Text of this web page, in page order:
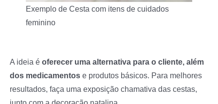
Exemplo de Cesta com itens de cuidados
feminino
A ideia é oferecer uma alternativa para o cliente, além
dos medicamentos e produtos básicos. Para melhores
resultados, faça uma exposição chamativa das cestas,